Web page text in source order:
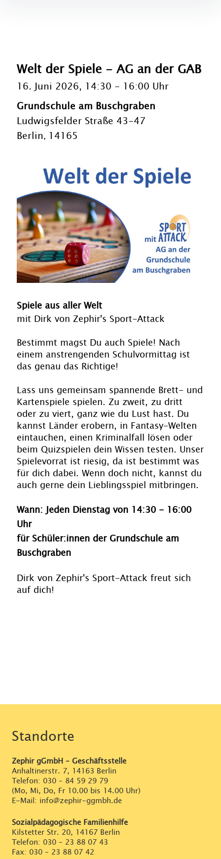
Welt der Spiele - AG an der GAB
16. Juni 2026, 14:30 - 16:00 Uhr
Grundschule am Buschgraben
Ludwigsfelder Straße 43-47
Berlin, 14165
Spiele aus aller Welt
mit Dirk von Zephir's Sport-Attack
Bestimmt magst Du auch Spiele! Nach
einem anstrengenden Schulvormittag ist
das genau das Richtige!
Lass uns gemeinsam spannende Brett- und
Kartenspiele spielen. Zu zweit, zu dritt
oder zu viert, ganz wie du Lust hast. Du
kannst Länder erobern, in Fantasy-Welten
eintauchen, einen Kriminalfall lösen oder
beim Quizspielen dein Wissen testen. Unser
Spielevorrat ist riesig, da ist bestimmt was
für dich dabei. Wenn doch nicht, kannst du
auch gerne dein Lieblingsspiel mitbringen.
Wann: Jeden Dienstag von 14:30 - 16:00
Uhr
für Schüler:innen der Grundschule am
Buschgraben
Dirk von Zephir's Sport-Attack freut sich
auf dich!
Standorte
Zephir gGmbH – Geschäftsstelle
Anhaltinerstr. 7, 14163 Berlin
Telefon: 030 – 84 59 29 79
(Mo, Mi, Do, Fr 10.00 bis 14.00 Uhr)
E-Mail: info@zephir-ggmbh.de
Sozialpädagogische Familienhilfe
Kilstetter Str. 20, 14167 Berlin
Telefon: 030 – 23 88 07 43
Fax: 030 – 23 88 07 42